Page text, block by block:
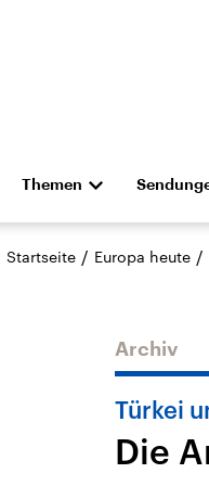
Themen
Die Nachrichten
Hörspiel und Feature
Landtagswahl
Startseite / Europa heute /
Archiv
Türkei
Die